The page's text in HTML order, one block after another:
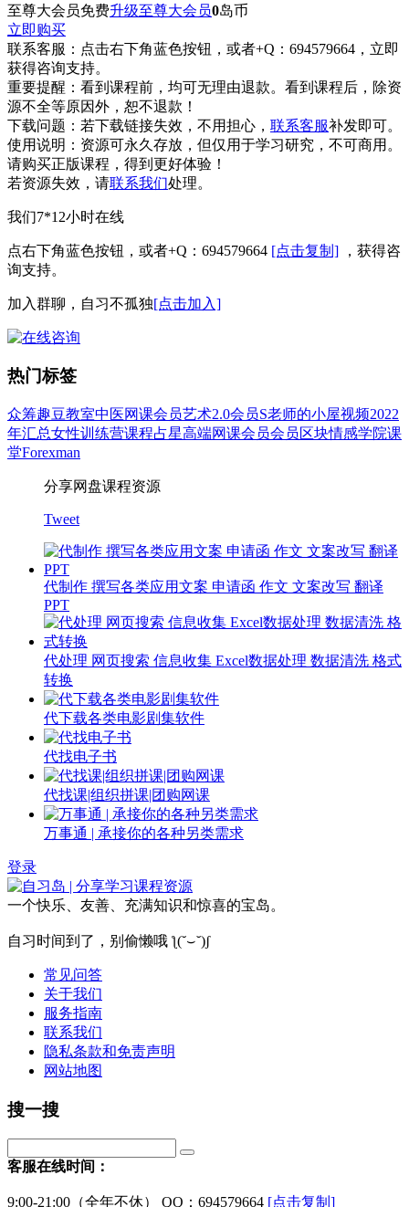
至尊大会员免费升级至尊大会员0岛币
立即购买
联系客服： 点击右下角蓝色按钮，或者+Q：694579664，立即
获得咨询支持。
重要提醒： 看到课程前，均可无理由退款。看到课程后，除资
源不全等原因外，恕不退款！
下载问题： 若下载链接失效，不用担心， 联系客服补发即可。
使用说明： 资源可永久存放，但仅用于学习研究，不可商用。
请购买正版课程，得到更好体验！
若资源失效，请联系我们处理。
我们7*12小时在线
点右下角蓝色按钮，或者+Q：694579664 [点击复制] ，获得咨
询支持。
加入群聊，自习不孤独[点击加入]
热门标签
众筹趣豆教室中医网课会员艺术2.0会员S老师的小屋视频2022
年汇总女性训练营课程占星高端网课会员会员区块情感学院课
堂Forexman
分享网盘课程资源
Tweet
代制作 撰写各类应用文案 申请函 作文 文案改写 翻译
PPT
代处理 网页搜索 信息收集 Excel数据处理 数据清洗 格式
转换
代下载各类电影剧集软件
代找电子书
代找课|组织拼课|团购网课
万事通 | 承接你的各种另类需求
登录
一个快乐、友善、充满知识和惊喜的宝岛。
自习时间到了，别偷懒哦 ƪ(˘⌣˘)ʃ
常见问答
关于我们
服务指南
联系我们
隐私条款和免责声明
网站地图
搜一搜
客服在线时间：
9:00-21:00（全年不休） QQ：694579664 [点击复制]